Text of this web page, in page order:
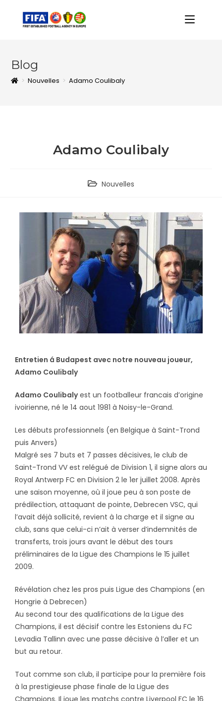
Blog
> Nouvelles > Adamo Coulibaly
Adamo Coulibaly
Nouvelles
Entretien á Budapest avec notre nouveau joueur,
Adamo Coulibaly
Adamo Coulibalyest un footballeur francais d’origine
ivoirienne, né le 14 aout 1981 à Noisy-le-Grand.
Les débuts professionnels (en Belgique à Saint-Trond
puis Anvers)
Malgré ses 7 buts et 7 passes décisives, le club de
Saint-Trond VV est relégué de Division 1, il signe alors au
Royal Antwerp FC en Division 2 le 1er juillet 2008. Après
une saison moyenne, où il joue peu à son poste de
prédilection, attaquant de pointe, Debrecen VSC, qui
l’avait déjà sollicité, revient à la charge et il signe au
club, sans que celui-ci n’ait à verser d’indemnités de
transferts, trois jours avant le début des tours
préliminaires de la Ligue des Champions le 15 juillet
2009.
Révélation chez les pros puis Ligue des Champions (en
Hongrie à Debrecen)
Au second tour des qualifications de la Ligue des
Champions, il est décisif contre les Estoniens du FC
Levadia Tallinn avec une passe décisive à l’aller et un
but au retour.
Tout comme son club, il participe pour la première fois
à la prestigieuse phase finale de la Ligue des
Champions. Il joue les matchs contre Liverpool FC le 16